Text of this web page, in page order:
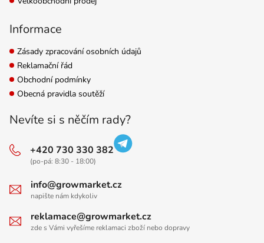
Informace
Zásady zpracování osobních údajů
Reklamační řád
Obchodní podmínky
Obecná pravidla soutěží
Nevíte si s něčím rady?
+420 730 330 382
(po-pá: 8:30 - 18:00)
info@growmarket.cz
napište nám kdykoliv
reklamace@growmarket.cz
zde s Vámi vyřešíme reklamaci zboží nebo dopravy